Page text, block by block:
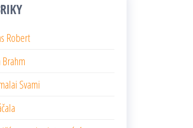
Robert
Svami